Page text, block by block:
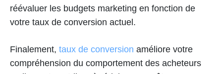
réévaluer les budgets marketing en fonction de
votre taux de conversion actuel.
Finalement, taux de conversion améliore votre
compréhension du comportement des acheteurs